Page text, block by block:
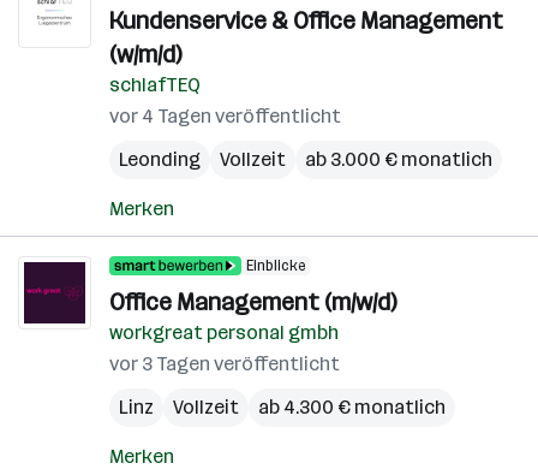
Kundenservice & Office Management
(w/m/d)
schlafTEQ
vor 4 Tagen veröffentlicht
Leonding
Vollzeit ab 3.000 € monatlich
Merken
Einblicke
Office Management (m/w/d)
workgreat personal gmbh
vor 3 Tagen veröffentlicht
Linz
Vollzeit ab 4.300 € monatlich
Merken